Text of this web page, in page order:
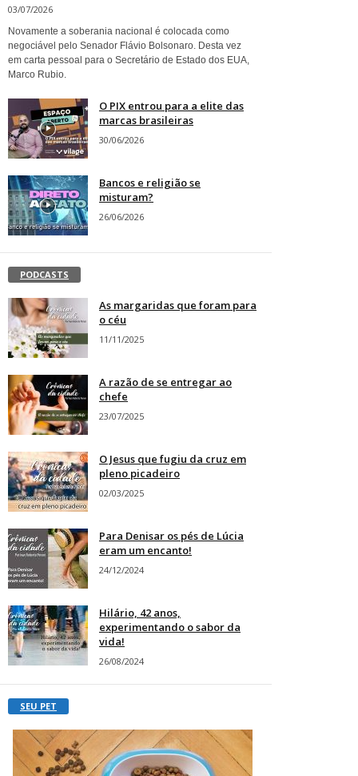
03/07/2026
Novamente a soberania nacional é colocada como
negociável pelo Senador Flávio Bolsonaro. Desta vez
em carta pessoal para o Secretário de Estado dos EUA,
Marco Rubio.
O PIX entrou para a elite das
marcas brasileiras
30/06/2026
Bancos e religião se
misturam?
26/06/2026
PODCASTS
As margaridas que foram para
o céu
11/11/2025
A razão de se entregar ao
chefe
23/07/2025
O Jesus que fugiu da cruz em
pleno picadeiro
02/03/2025
Para Denisar os pés de Lúcia
eram um encanto!
24/12/2024
Hilário, 42 anos,
experimentando o sabor da
vida!
26/08/2024
SEU PET